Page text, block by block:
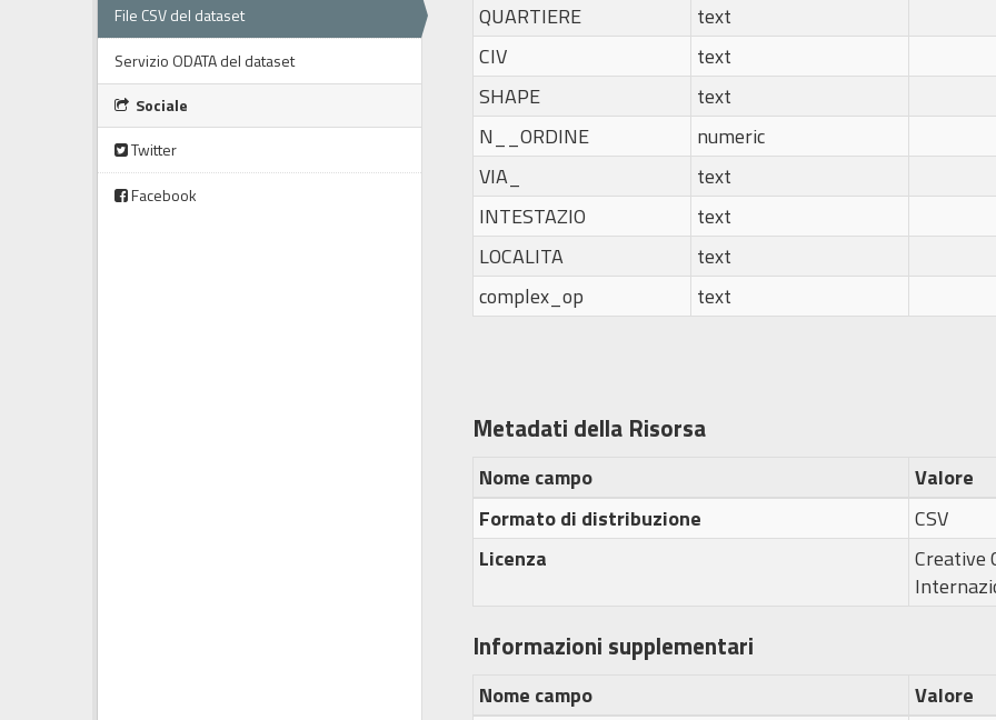
File CSV del dataset
Servizio ODATA del dataset
Sociale
Twitter
Facebook
QUARTIERE
text
CIV
text
SHAPE
text
N__ORDINE
numeric
VIA_
text
INTESTAZIO
text
LOCALITA
text
complex_op
text
Metadati della Risorsa
Nome campo
Valore
Formato di distribuzione
CSV
Licenza
Creative
Informazioni supplementari
Nome campo
Valore